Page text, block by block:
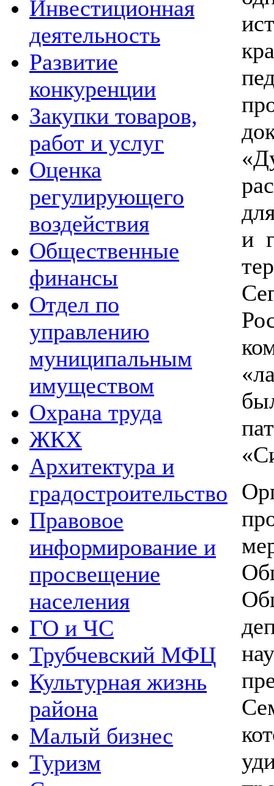
Инвестиционная
деятельность
Развитие
конкуренции
Закупки товаров,
работ и услуг
Оценка
регулирующего
воздействия
Общественные
финансы
Отдел по
управлению
муниципальным
имуществом
Охрана труда
ЖКХ
Архитектура и
градостроительство
Правовое
информирование и
просвещение
населения
ГО и ЧС
Трубчевский МФЦ
Культурная жизнь
района
Малый бизнес
Туризм
и